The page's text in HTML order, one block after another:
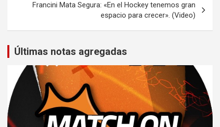
Francini Mata Segura: «En el Hockey tenemos gran
espacio para crecer». (Video)
Últimas notas agregadas